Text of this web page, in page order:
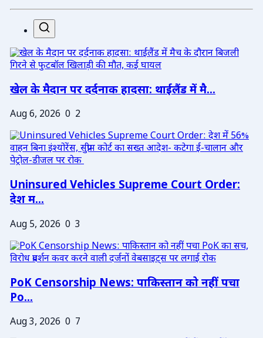
खेल के मैदान पर दर्दनाक हादसा: थाईलैंड में मै...
Aug 6, 2026 0 2
Uninsured Vehicles Supreme Court Order:
देश म...
Aug 5, 2026 0 3
PoK Censorship News: पाकिस्तान को नहीं पचा
Po...
Aug 3, 2026 0 7